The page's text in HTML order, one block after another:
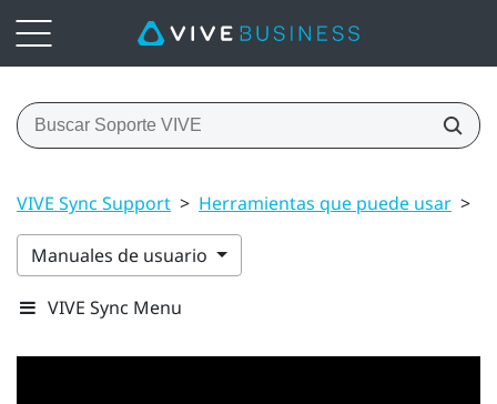
VIVE Sync Support > Herramientas que puede usar >
Manuales de usuario
VIVE Sync Menu